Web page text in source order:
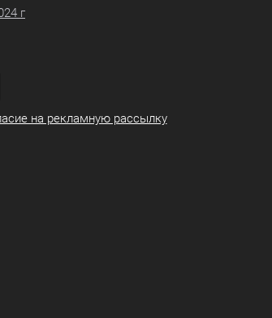
г
на рекламную рассылку